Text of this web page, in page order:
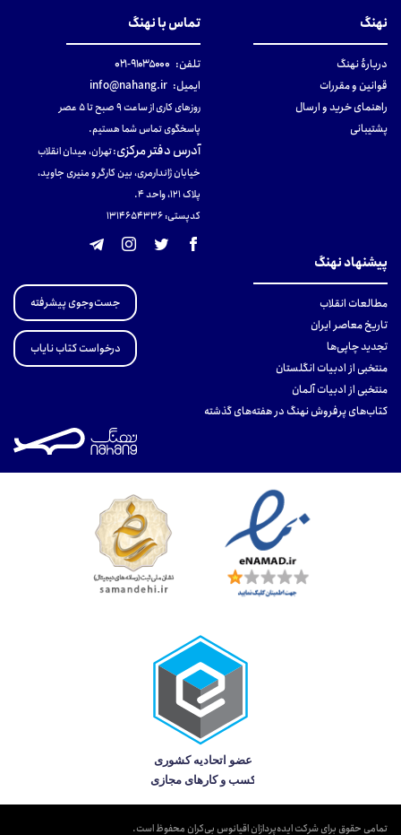
نهنگ
دربارهٔ نهنگ
قوانین و مقررات
راهنمای خرید و ارسال
پشتیبانی
تماس با نهنگ
تلفن: ۹۱۰۳۵۰۰۰-۰۲۱
ایمیل: info@nahang.ir
روزهای کاری از ساعت ۹ صبح تا ۵ عصر
پاسخگوی تماس شما هستیم.
آدرس دفتر مرکزی:تهران، میدان انقلاب
خیابان ژاندارمری، بین کارگر و منیری جاوید،
پلاک 121، واحد ۴.
کدپستی: 131465433۶
پیشنهاد نهنگ
مطالعات انقلاب
تاریخ معاصر ایران
تجدید چاپی‌ها
منتخبی از ادبیات انگلستان
منتخبی از ادبیات آلمان
کتاب‌های پرفروش نهنگ در هفته‌های گذشته
جست‌وجوی پیشرفته
درخواست کتاب نایاب
تمامی حقوق برای شرکت ایده‌پردازان اقیانوس بی‌کران محفوظ است.